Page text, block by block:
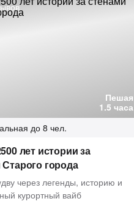
Пешая
1.5 часа
до 8 чел.
лет истории за
города
через легенды, историю и
курортный вайб